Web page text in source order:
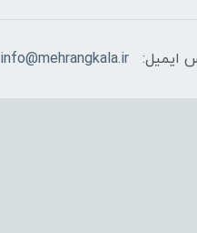
ایمیل: info@mehrangkala.ir